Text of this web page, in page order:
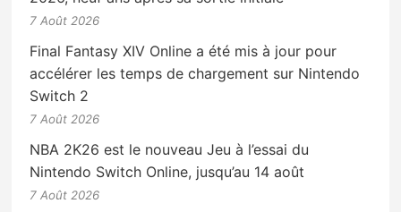
7 Août 2026
Final Fantasy XIV Online a été mis à jour pour
accélérer les temps de chargement sur Nintendo
Switch 2
7 Août 2026
NBA 2K26 est le nouveau Jeu à l’essai du
Nintendo Switch Online, jusqu’au 14 août
7 Août 2026